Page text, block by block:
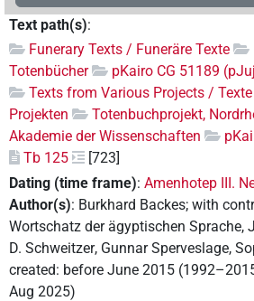
Text path(s):
Funerary Texts / Funeräre Texte
Totenbücher
pKairo CG 51189
Texts from Various Projects /
Projekten
Totenbuchprojekt,
Akademie der Wissenschaften
Tb 125
[723]
Dating (time frame): Amenhotep III.
Author(s): Burkhard Backes; with
Wortschatz der ägyptischen Sprache,
D. Schweitzer, Gunnar Sperveslage,
created: before June 2015
Aug 2025)